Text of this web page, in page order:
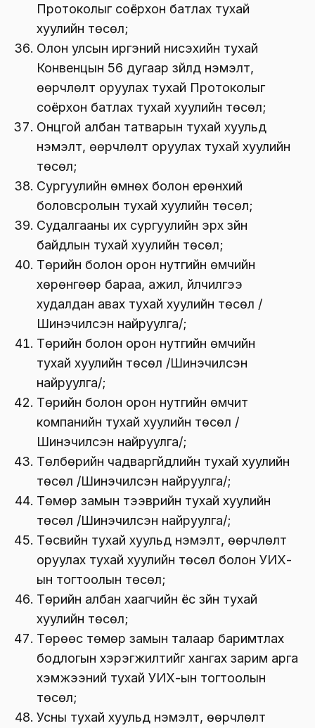
Протоколыг соёрхон батлах тухай
хуулийн төсөл;
Олон улсын иргэний нисэхийн тухай
Конвенцын 56 дугаар зүйлд нэмэлт,
өөрчлөлт оруулах тухай Протоколыг
соёрхон батлах тухай хуулийн төсөл;
Онцгой албан татварын тухай хуульд
нэмэлт, өөрчлөлт оруулах тухай хуулийн
төсөл;
Сургуулийн өмнөх болон ерөнхий
боловсролын тухай хуулийн төсөл;
Судалгааны их сургуулийн эрх зүйн
байдлын тухай хуулийн төсөл;
Төрийн болон орон нутгийн өмчийн
хөрөнгөөр бараа, ажил, үйлчилгээ
худалдан авах тухай хуулийн төсөл /
Шинэчилсэн найруулга/;
Төрийн болон орон нутгийн өмчийн
тухай хуулийн төсөл /Шинэчилсэн
найруулга/;
Төрийн болон орон нутгийн өмчит
компанийн тухай хуулийн төсөл /
Шинэчилсэн найруулга/;
Төлбөрийн чадваргүйдлийн тухай хуулийн
төсөл /Шинэчилсэн найруулга/;
Төмөр замын тээврийн тухай хуулийн
төсөл /Шинэчилсэн найруулга/;
Төсвийн тухай хуульд нэмэлт, өөрчлөлт
оруулах тухай хуулийн төсөл болон УИХ-
ын тогтоолын төсөл;
Төрийн албан хаагчийн ёс зүйн тухай
хуулийн төсөл;
Төрөөс төмөр замын талаар баримтлах
бодлогын хэрэгжилтийг хангах зарим арга
хэмжээний тухай УИХ-ын тогтоолын
төсөл;
Усны тухай хуульд нэмэлт, өөрчлөлт